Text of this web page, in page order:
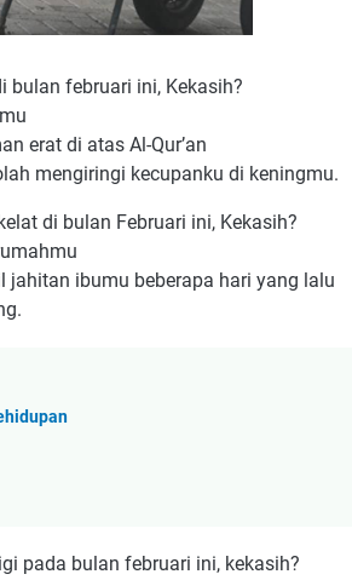
februari ini, Kekasih?
erat di atas Al-Qur’an
mengiringi kecupanku di keningmu.
di bulan Februari ini, Kekasih?
jahitan ibumu beberapa hari yang lalu
pada bulan februari ini, kekasih?